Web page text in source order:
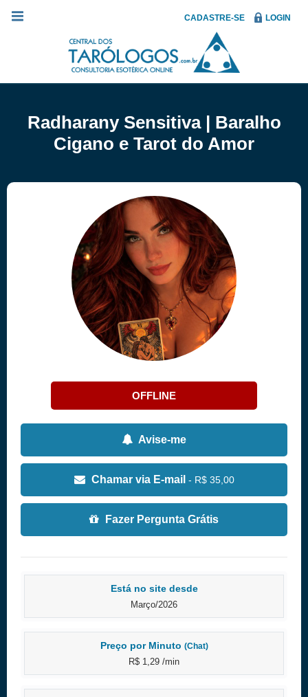
CADASTRE-SE LOGIN
Radharany Sensitiva | Baralho
Cigano e Tarot do Amor
OFFLINE
Avise-me
Chamar via E-mail - R$ 35,00
Fazer Pergunta Grátis
Está no site desde
Março/2026
Preço por Minuto (Chat)
R$ 1,29 /min